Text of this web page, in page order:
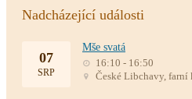
Nadcházející události
07
SRP
Mše svatá
16:10 - 16:50
České Libchavy, farní